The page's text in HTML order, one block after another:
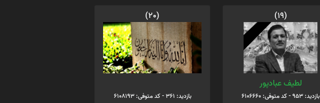
(19)
لطیف عبادپور
بازدید: 953 - کد متوفی: 6106660
(20)
بازدید: 361 - کد متوفی: 6108193